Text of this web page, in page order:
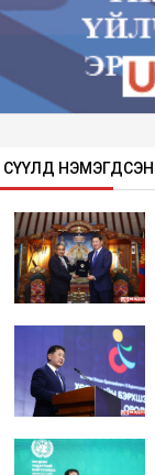
СҮҮЛД НЭМЭГДСЭН